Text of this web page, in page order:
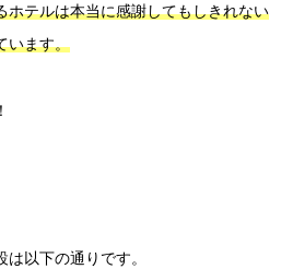
ホテルは本当に感謝してもしきれない
います。
以下の通りです。